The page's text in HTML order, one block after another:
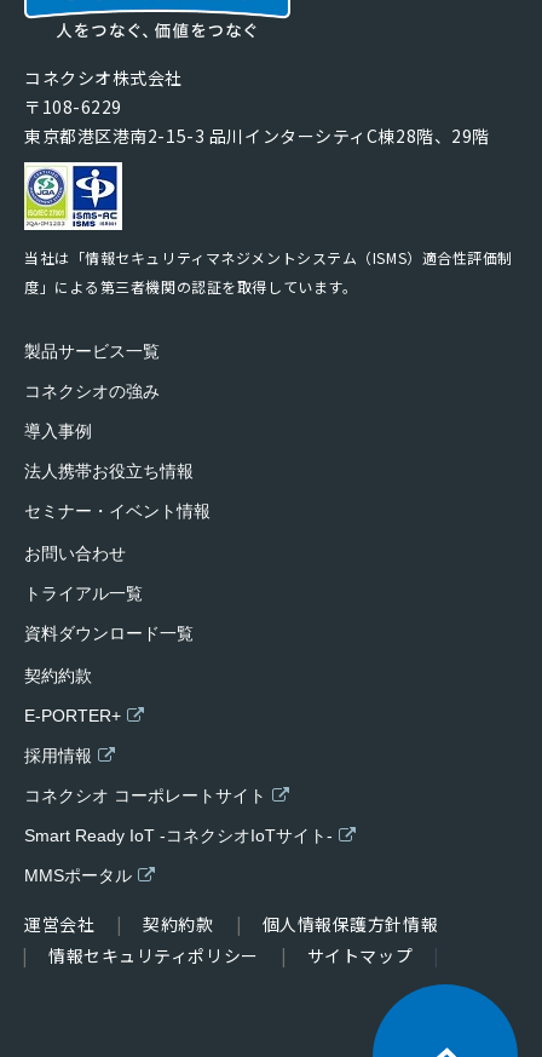
コネクシオ株式会社
〒108-6229
東京都港区港南2-15-3 品川インターシティC棟28階、29階
当社は「情報セキュリティマネジメントシステム（ISMS）適合性評価制
度」による第三者機関の認証を取得しています。
製品サービス一覧
コネクシオの強み
導入事例
法人携帯お役立ち情報
セミナー・イベント情報
お問い合わせ
トライアル一覧
資料ダウンロード一覧
契約約款
E-PORTER+
採用情報
コネクシオ コーポレートサイト
Smart Ready IoT -コネクシオIoTサイト-
MMSポータル
運営会社 契約約款
個人情報保護方針情報
情報セキュリティポリシー
サイトマップ